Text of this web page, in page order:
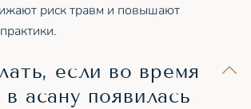
риск травм и повышают
если во время
асану появилась